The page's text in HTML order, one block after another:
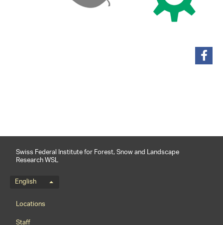
Swiss Federal Institute for Forest, Snow and Landscape
Research WSL
Language menu
English
Footernavigation
Locations